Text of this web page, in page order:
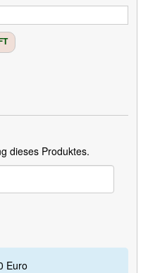
dieses Produktes.
Euro